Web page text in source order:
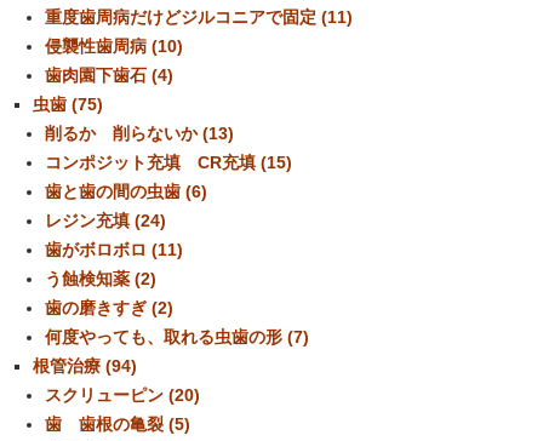
重度歯周病だけどジルコニアで固定 (11)
侵襲性歯周病 (10)
歯肉園下歯石 (4)
虫歯 (75)
削るか 削らないか (13)
コンポジット充填 CR充填 (15)
歯と歯の間の虫歯 (6)
レジン充填 (24)
歯がボロボロ (11)
う蝕検知薬 (2)
歯の磨きすぎ (2)
何度やっても、取れる虫歯の形 (7)
根管治療 (94)
スクリューピン (20)
歯 歯根の亀裂 (5)